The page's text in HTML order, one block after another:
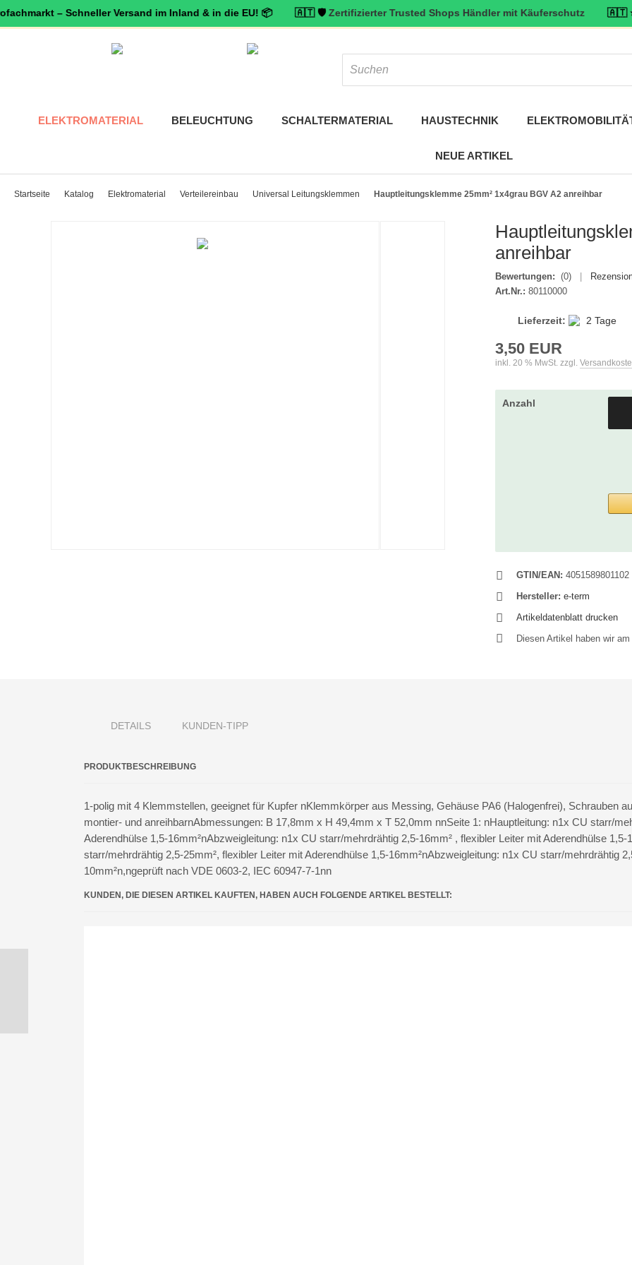
– Schneller Versand im Inland & in die EU! 📦 🇦🇹 🛡️Zertifizierter Trusted Shops Händler mit Käuferschutz🇦🇹 ⭐ Top
ELEKTROMATERIAL BELEUCHTUNG SCHALTERMATERIAL HAUSTECHNIK
NEUE ARTIKEL
Startseite Katalog Elektromaterial Verteilereinbau Universal Leitungsklemmen Hauptleitungsklemme 25mm² 1x4grau BGV A2 anreihbar
anreihbar
Bewertungen: (0)
Art.Nr.: 80110000
Lieferzeit: 2 Tage
3,50 EUR
inkl. 20 % MwSt. zzgl.
Anzahl
GTIN/EAN: 4051589801102
Hersteller: e-term
Artikeldatenblatt drucken
Diesen Artikel haben wir
DETAILS KUNDEN-TIPP
PRODUKTBESCHREIBUNG
1-polig mit 4 Klemmstellen, geeignet für Kupfer nKlemmkörper aus Messing, Gehäuse PA6 (Halogenfrei), Schrauben
montier- und anreihbarnAbmessungen: B 17,8mm x H 49,4mm x T 52,0mm nnSeite 1: nHauptleitung: n1x CU starr/
Aderendhülse 1,5-16mm²nAbzweigleitung: n1x CU starr/mehrdrähtig 2,5-16mm² , flexibler Leiter mit Aderendhülse
starr/mehrdrähtig 2,5-25mm², flexibler Leiter mit Aderendhülse 1,5-16mm²nAbzweigleitung: n1x CU starr/mehrdrähtig
10mm²n,ngeprüft nach VDE 0603-2, IEC 60947-7-1nn
KUNDEN, DIE DIESEN ARTIKEL KAUFTEN, HABEN AUCH FOLGENDE ARTIKEL BESTELLT: